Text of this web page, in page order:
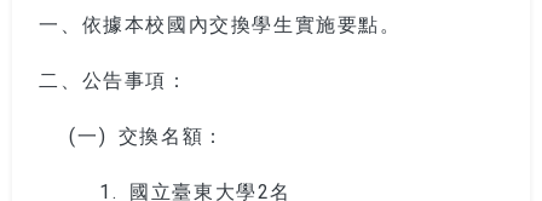
一、依據本校國內交換學生實施要點。
二、公告事項：
(一) 交換名額：
1. 國立臺東大學2名